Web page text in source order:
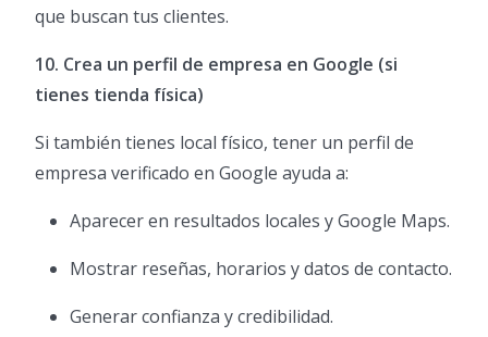
que buscan tus clientes.
10. Crea un perfil de empresa en Google (si
tienes tienda física)
Si también tienes local físico, tener un perfil de
empresa verificado en Google ayuda a:
Aparecer en resultados locales y Google Maps.
Mostrar reseñas, horarios y datos de contacto.
Generar confianza y credibilidad.